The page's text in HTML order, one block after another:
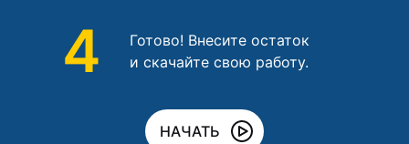
4
Готово! Внесите остаток
и скачайте свою работу.
НАЧАТЬ